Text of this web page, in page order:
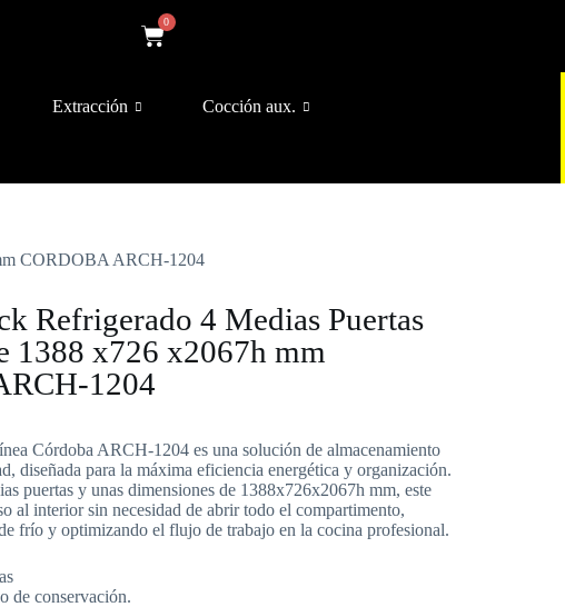
0
Extracción Cocción aux.
CORDOBA ARCH-1204
Refrigerado 4 Medias Puertas
1388 x726 x2067h mm
1204
Córdoba ARCH-1204 es una solución de almacenamiento
diseñada para la máxima eficiencia energética y organización.
puertas y unas dimensiones de 1388x726x2067h mm, este
al interior sin necesidad de abrir todo el compartimento,
frío y optimizando el flujo de trabajo en la cocina profesional.
de conservación.